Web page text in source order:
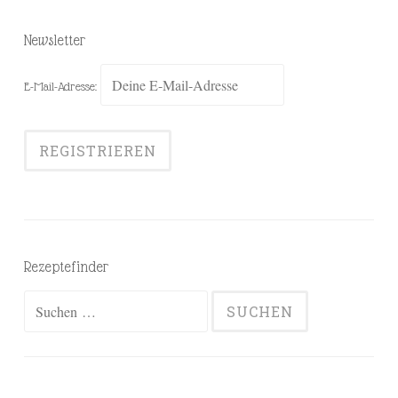
Newsletter
E-Mail-Adresse:
Rezeptefinder